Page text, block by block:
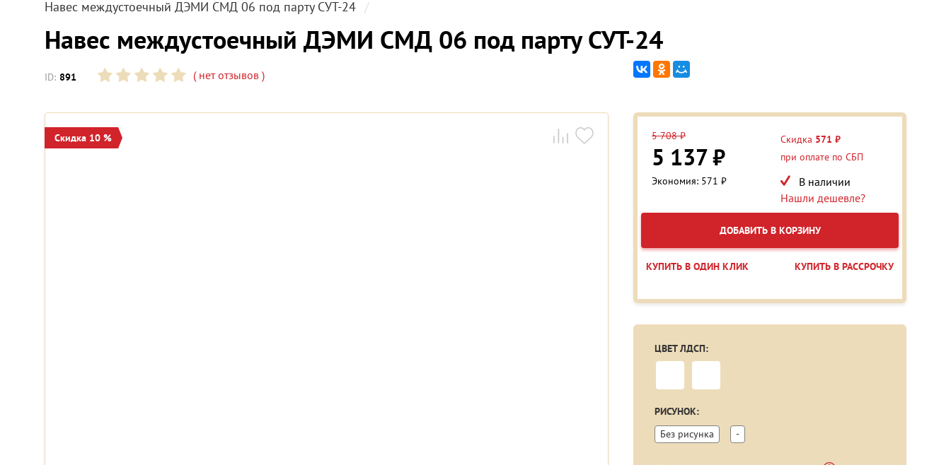
Навес междустоечный ДЭМИ СМД 06 под парту СУТ-24
Навес междустоечный ДЭМИ СМД 06 под парту СУТ-24
ID: 891 (нет отзывов )
Скидка 10 % 5 708 ₽
5 137 ₽
Экономия: 571 ₽
Скидка 571 ₽
при оплате по СБП
В наличии
Нашли дешевле?
ДОБАВИТЬ В КОРЗИНУ
КУПИТЬ В ОДИН КЛИК КУПИТЬ В РАССРОЧКУ
ЦВЕТ ЛДСП:
РИСУНОК:
Без рисунка
-